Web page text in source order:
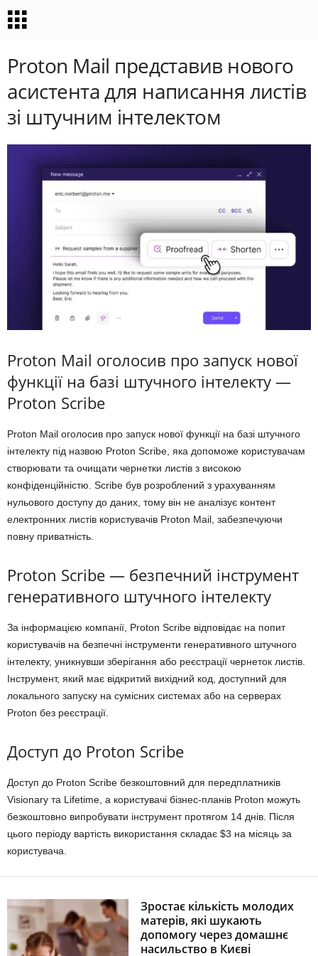
Proton Mail представив нового
асистента для написання листів
зі штучним інтелектом
Proton Mail оголосив про запуск нової
функції на базі штучного інтелекту —
Proton Scribe
Proton Mail оголосив про запуск нової функції на базі штучного
інтелекту під назвою Proton Scribe, яка допоможе користувачам
створювати та очищати чернетки листів з високою
конфіденційністю. Scribe був розроблений з урахуванням
нульового доступу до даних, тому він не аналізує контент
електронних листів користувачів Proton Mail, забезпечуючи
повну приватність.
Proton Scribe — безпечний інструмент
генеративного штучного інтелекту
За інформацією компанії, Proton Scribe відповідає на попит
користувачів на безпечні інструменти генеративного штучного
інтелекту, уникнувши зберігання або реєстрації чернеток листів.
Інструмент, який має відкритий вихідний код, доступний для
локального запуску на сумісних системах або на серверах
Proton без реєстрації.
Доступ до Proton Scribe
Доступ до Proton Scribe безкоштовний для передплатників
Visionary та Lifetime, а користувачі бізнес-планів Proton можуть
безкоштовно випробувати інструмент протягом 14 днів. Після
цього періоду вартість використання складає $3 на місяць за
користувача.
Зростає кількість молодих
матерів, які шукають
допомогу через домашнє
насильство в Києві